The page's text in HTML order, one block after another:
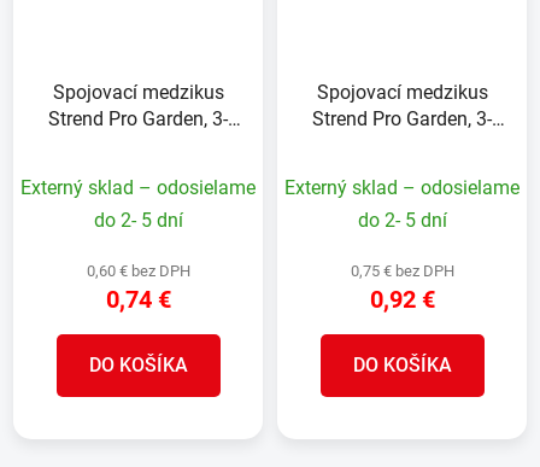
Spojovací medzikus
Strend Pro Garden, 3-
STANDARD
Externý sklad – odosielame
do 2- 5 dní
0,60 € bez DPH
0,74 €
DO KOŠÍKA
Spojovací medzikus
Strend Pro Garden, 3-
Externý sklad – odosielame
do 2- 5 dní
0,75 € bez DPH
0,92 €
DO KOŠÍKA